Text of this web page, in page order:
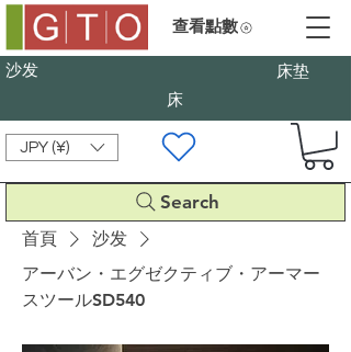
沙发
床垫
床
JPY (¥)
Search
查看點數
首頁
沙发
アーバン・エグゼクティブ・アーマー
スツールSD540